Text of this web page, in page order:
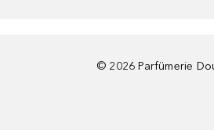
© 2026 Parfümerie